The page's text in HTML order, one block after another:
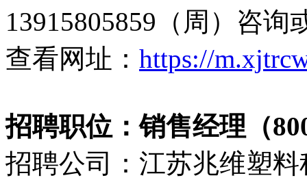
13915805859（周）咨
查看网址： https://
招聘职位：销售经理（
招聘公司：江苏兆维塑